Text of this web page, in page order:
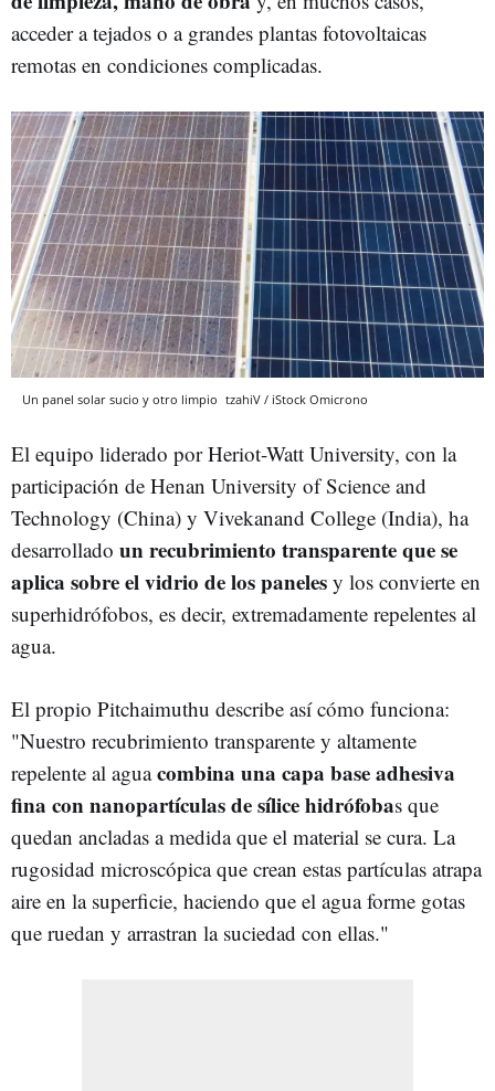
acceder a tejados o a grandes plantas fotovoltaicas
remotas en condiciones complicadas.
Un panel solar sucio y otro limpio tzahiV / iStock Omicrono
El equipo liderado por Heriot-Watt University, con la
participación de Henan University of Science and
Technology (China) y Vivekanand College (India), ha
desarrollado un recubrimiento transparente que se
aplica sobre el vidrio de los paneles y los convierte en
superhidrófobos, es decir, extremadamente repelentes al
agua.
El propio Pitchaimuthu describe así cómo funciona:
"Nuestro recubrimiento transparente y altamente
repelente al aguacombina una capa base adhesiva
fina con nanopartículas de sílice hidrófobas que
quedan ancladas a medida que el material se cura. La
rugosidad microscópica que crean estas partículas atrapa
aire en la superficie, haciendo que el agua forme gotas
que ruedan y arrastran la suciedad con ellas."